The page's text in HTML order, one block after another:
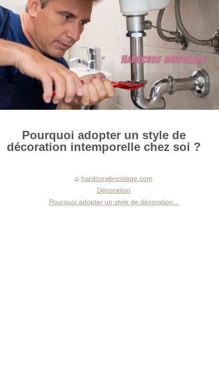
Pourquoi adopter un style de
décoration intemporelle chez soi ?
hardcorebricolage.com
Décoration
Pourquoi adopter un style de décoration...